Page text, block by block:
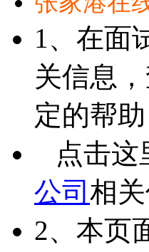
1、在面
关信息
定的帮助
点击这
公司 相
2、本页